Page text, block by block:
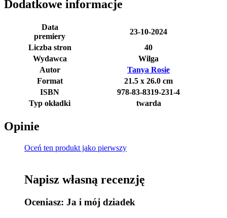
Dodatkowe informacje
Data
premiery
23-10-2024
Liczba stron
40
Wydawca
Wilga
Autor
Tanya Rosie
Format
21.5 x 26.0 cm
ISBN
978-83-8319-231-4
Typ okładki
twarda
Opinie
Oceń ten produkt jako pierwszy
Napisz własną recenzję
Oceniasz: Ja i mój dziadek